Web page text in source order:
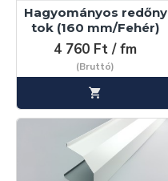
Hagyományos redőny
tok (160 mm/Fehér)
4 760 Ft / fm
(Bruttó)